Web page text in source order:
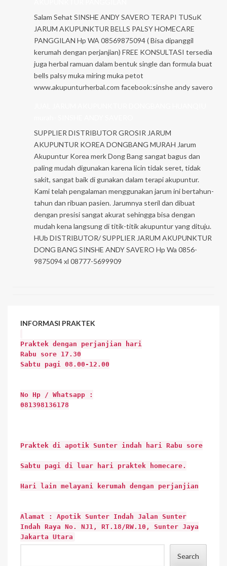
Salam Sehat SINSHE ANDY SAVERO TERAPI TUSuK
JARUM AKUPUNKTUR BELLS PALSY HOMECARE
PANGGILAN Hp WA 08569875094 ( Bisa dipanggil
kerumah dengan perjanjian) FREE KONSULTASI tersedia
juga herbal ramuan dalam bentuk single dan formula buat
bells palsy muka miring muka petot
www.akupunturherbal.com facebook:sinshe andy savero
SUPPLIER DISTRIBUTOR GROSIR JARUM
AKUPUNTUR KOREA DONGBANG MURAH Jarum
Akupuntur Korea merk Dong Bang sangat bagus dan
paling mudah digunakan karena licin tidak seret, tidak
sakit, sangat baik di gunakan dalam terapi akupuntur.
Kami telah pengalaman menggunakan jarum ini bertahun-
tahun dan ribuan pasien. Jarumnya steril dan dibuat
dengan presisi sangat akurat sehingga bisa dengan
mudah kena langsung di titik-titik akupuntur yang dituju.
HUb DISTRIBUTOR/ SUPPLIER JARUM AKUPUNKTUR
DONG BANG SINSHE ANDY SAVERO Hp Wa 0856-
9875094 xl 08777-5699909
INFORMASI PRAKTEK
Praktek dengan perjanjian hari
Rabu sore 17.30
Sabtu pagi 08.00-12.00
No Hp / Whatsapp :
081398136178
Praktek di apotik Sunter indah hari Rabu sore
Sabtu pagi di luar hari praktek homecare.
Hari lain melayani kerumah dengan perjanjian
Alamat : Apotik Sunter Indah Jalan Sunter
Indah Raya No. NJ1, RT.18/RW.10, Sunter Jaya
Jakarta Utara
Search